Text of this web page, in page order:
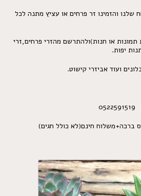
שלנו והזמינו זר פרחים או עציץ מתנה לכל
או חנות)ולהתרשם מהזרי פרחים,זרי
יפות.
ועוד אביזרי קישוט.